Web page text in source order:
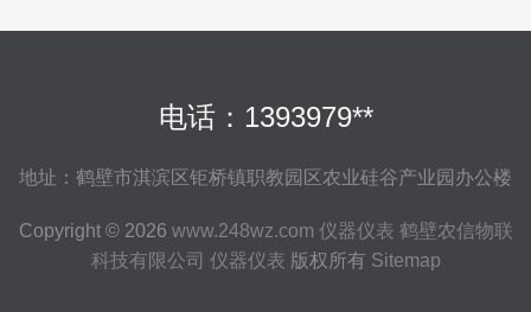
电话：1393979**
地址：鹤壁市淇滨区钜桥镇职教园区农业硅谷产业园办公楼
Copyright © 2026 www.248wz.com 仪器仪表 鹤壁农信物联
科技有限公司 仪器仪表 版权所有 Sitemap